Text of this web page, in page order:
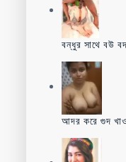
বন্ধুর সাথে বউ
আদর করে গুদ